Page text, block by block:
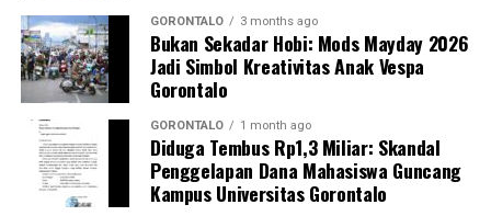
“Kehadiran mahasiswa mempercepat jangkauan skema
active case findingTBC yang dicanangkan pemerintah.
Sinergi multisektor antara perguruan tinggi, dinas
kesehatan, puskesmas, dan pemerintah desa seperti
inilah yang menjadi kunci sukses pembentukan
masyarakat sadar sehat,” jelas Dr. Vivien.
Masyarakat Desa Luwoo menyambut antusias agenda
GORONTALO 3 months ago
Bukan Sekadar Hobi: Mods Mayday 2026
Jadi Simbol Kreativitas Anak Vespa
Gorontalo
GORONTALO 1 month ago
Diduga Tembus Rp1,3 Miliar: Skandal
Penggelapan Dana Mahasiswa Guncang
Kampus Universitas Gorontalo